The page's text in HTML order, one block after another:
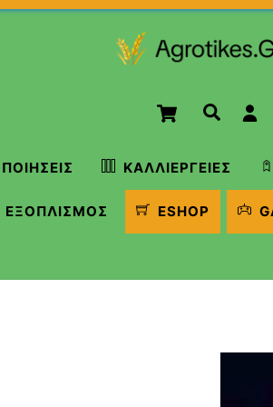
Cart
ΚΑΛΛΙΈΡΓΕΙΕΣ
ΕΞΟΠΛΙΣΜΌΣ ESHOP